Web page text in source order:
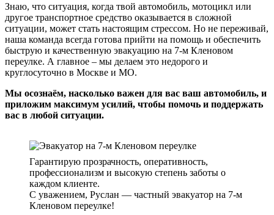
Знаю, что ситуация, когда твой автомобиль, мотоцикл или
другое транспортное средство оказывается в сложной
ситуации, может стать настоящим стрессом. Но не переживай,
наша команда всегда готова прийти на помощь и обеспечить
быструю и качественную эвакуацию на 7-м Кленовом
переулке. А главное – мы делаем это недорого и
круглосуточно в Москве и МО.
Мы осознаём, насколько важен для вас ваш автомобиль, и
приложим максимум усилий, чтобы помочь и поддержать
вас в любой ситуации.
Гарантирую прозрачность, оперативность,
профессионализм и высокую степень заботы о
каждом клиенте.
С уважением, Руслан — частный эвакуатор на 7-м
Кленовом переулке!